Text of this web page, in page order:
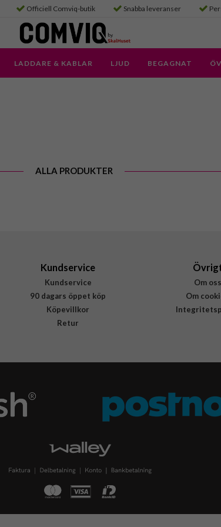
Officiell Comviq-butik Snabba leveranser
LADDARE & KABLAR LJUD BEGAGNAT
ALLA PRODUKTER
Kundservice
Kundservice
90 dagars öppet köp
Köpevillkor
Retur
Om oss
Om